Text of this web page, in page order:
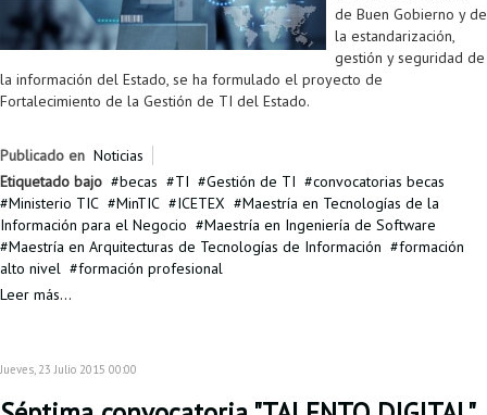
de Buen Gobierno y de
la estandarización,
gestión y seguridad de
la información del Estado, se ha formulado el proyecto de
Fortalecimiento de la Gestión de TI del Estado.
Publicado en Noticias
Etiquetado bajo
becas TI Gestión de TI
convocatorias becas
Ministerio TIC
MinTIC ICETEX
Maestría en Tecnologías de la
Información para el Negocio
Maestría en Ingeniería de Software
Maestría en Arquitecturas de Tecnologías de Información
formación
alto nivel
formación profesional
Leer más...
Jueves, 23 Julio 2015 00:00